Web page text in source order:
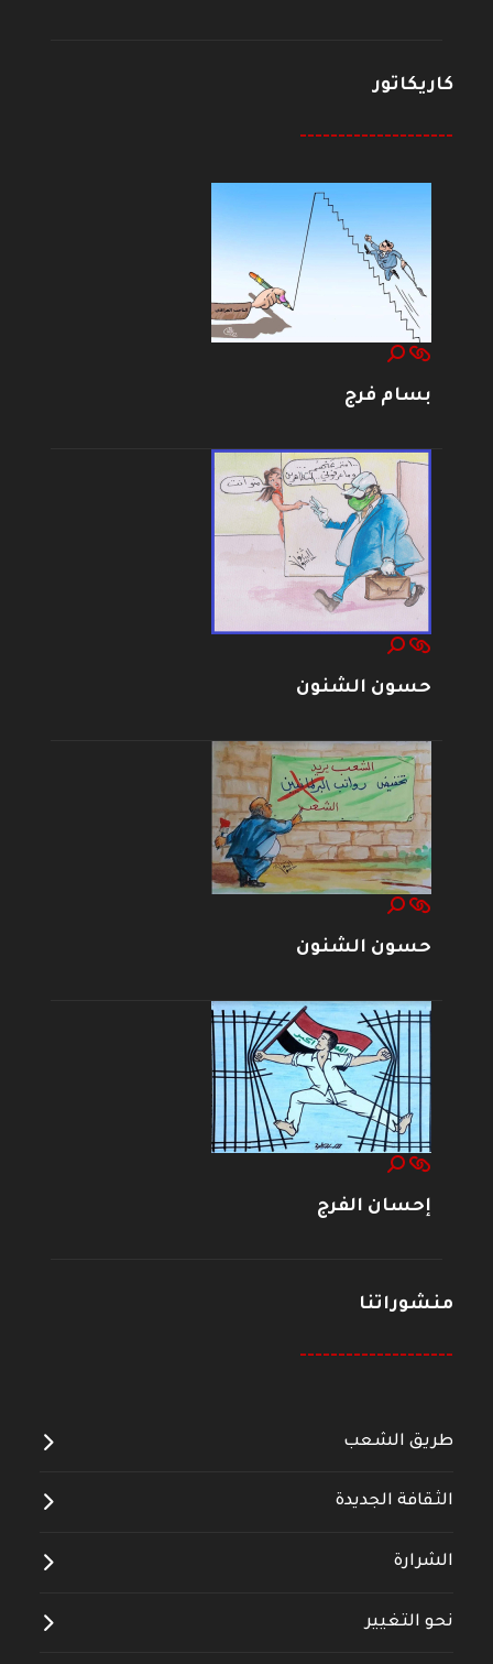
كاريكاتور
--------------------
بسام فرج
حسون الشنون
حسون الشنون
إحسان الفرج
منشوراتنا
--------------------
طريق الشعب
الثقافة الجديدة
الشرارة
نحو التغيير